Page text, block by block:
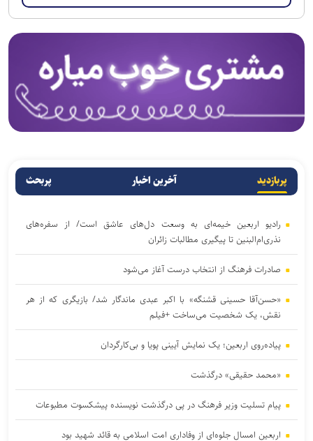
پربازدید آخرین اخبار پربحث
رادیو اربعین خیمه‌ای به وسعت دل‌های عاشق است/ از سفره‌های
نذری‌ام‌البنین تا پیگیری مطالبات زائران
صادرات فرهنگ از انتخاب درست آغاز می‌شود
«حسن‌آقا حسینی قشنگه» با اکبر عبدی ماندگار شد/ بازیگری که از هر
نقش، یک شخصیت می‌ساخت +فیلم
پیاده‌روی اربعین؛ یک نمایش آیینی پویا و بی‌کارگردان
«محمد حقیقی» درگذشت
پیام تسلیت وزیر فرهنگ در پی درگذشت نویسنده پیشکسوت مطبوعات
اربعین امسال جلوه‌ای از وفاداری امت اسلامی به قائد شهید بود